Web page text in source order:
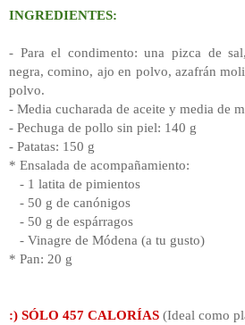
INGREDIENTES:
- Para el condimento: una pizca de
negra, comino, ajo en polvo, azafrán
polvo.
- Media cucharada de aceite y media de
- Pechuga de pollo sin piel: 140 g
- Patatas: 150 g
* Ensalada de acompañamiento:
- 1 latita de pimientos
- 50 g de canónigos
- 50 g de espárragos
- Vinagre de Módena (a tu gusto)
* Pan: 20 g
:) SÓLO 457 CALORÍAS (Ideal como